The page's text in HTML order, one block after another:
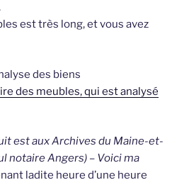
est très long, et vous avez
des biens
des meubles, qui est analysé
est aux Archives du Maine-et-
notaire Angers) – Voici ma
ladite heure d’une heure